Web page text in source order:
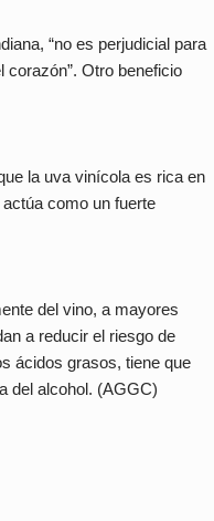
“no es perjudicial para
Otro beneficio
la uva vinícola es rica en
como un fuerte
del vino, a mayores
a reducir el riesgo de
ácidos grasos, tiene que
del alcohol. (AGGC)